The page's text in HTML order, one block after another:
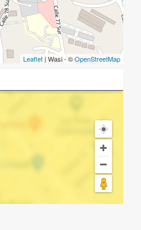
Leaflet | Wasi - ©OpenStreetMap